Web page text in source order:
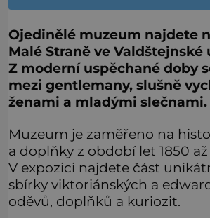
Ojedinělé muzeum najdete
Malé Straně ve Valdštejnské
Z moderní uspěchané doby
mezi gentlemany, slušně
ženami a mladými slečnami.
Muzeum je zaměřeno na
a doplňky z období let 1850 až
V expozici najdete část
sbírky viktoriánských a
oděvů, doplňků a kuriozit.